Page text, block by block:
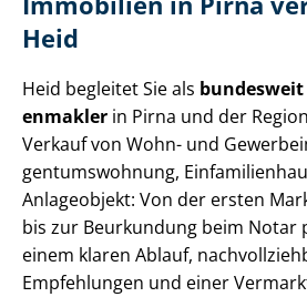
Heid
Heid begleitet Sie als
en­mak­ler in Pirna und der
Verkauf von Wohn- und
gen­tums­woh­nung,
Anlageobjekt: Von der ersten
bis zur Beurkundung beim Notar
einem klaren Ablauf,
Empfehlungen und einer